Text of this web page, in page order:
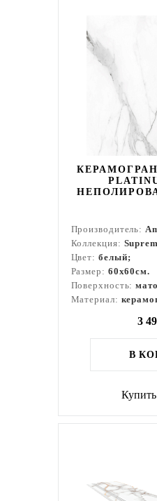
Производитель:
Коллекция:
Цвет: белый;
Размер: 60x60см.
Поверхность:
Материал:
3
В